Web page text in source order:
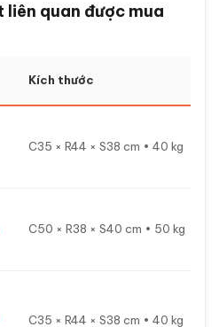
liên quan được mua
Kích thước
C35 × R44 × S38 cm • 40 kg
C50 × R38 × S40 cm • 50 kg
C35 × R44 × S38 cm • 40 kg